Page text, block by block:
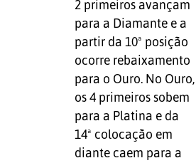
2 primeiros avançam
para a Diamante e a
partir da 10ª posição
ocorre rebaixamento
para o Ouro. No Ouro,
os 4 primeiros sobem
para a Platina e da
14ª colocação em
diante caem para a